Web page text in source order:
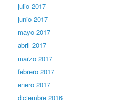
julio 2017
junio 2017
mayo 2017
abril 2017
marzo 2017
febrero 2017
enero 2017
diciembre 2016